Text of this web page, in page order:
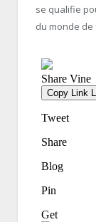
se qualifie
du monde